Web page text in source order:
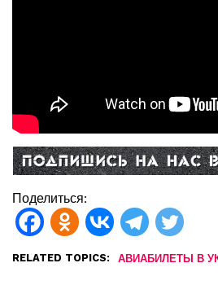
Поделиться:
RELATED TOPICS: АВИАБИЛЕТЫ В